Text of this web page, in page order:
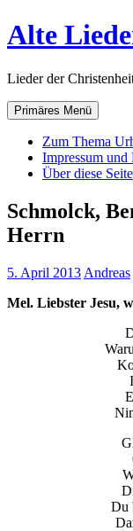
Zum
Inhalt
Alte
Lieder der
Primäres Menü
Zum Thema
Impressum und
Über diese Seite
Schmolck,
Herrn
5. April 2013 Andreas
Mel. Liebster Jesu,
Du